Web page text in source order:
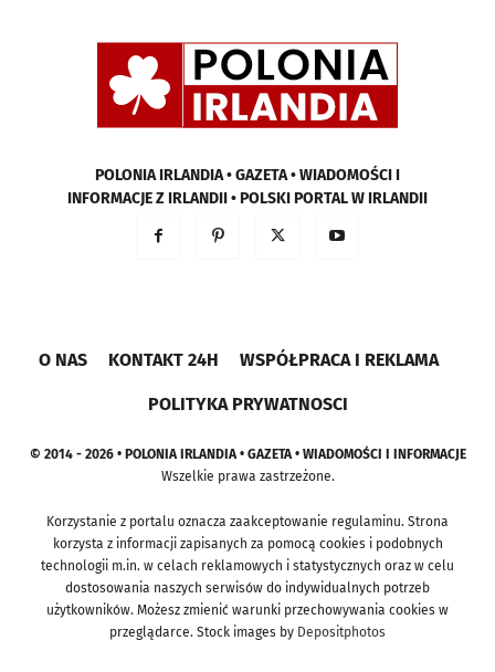
POLONIA IRLANDIA • GAZETA • WIADOMOŚCI I
INFORMACJE Z IRLANDII • POLSKI PORTAL W IRLANDII
O NAS KONTAKT 24H WSPÓŁPRACA I REKLAMA
POLITYKA PRYWATNOSCI
© 2014 - 2026 • POLONIA IRLANDIA • GAZETA • WIADOMOŚCI I INFORMACJE
Wszelkie prawa zastrzeżone.
Korzystanie z portalu oznacza zaakceptowanie regulaminu. Strona
korzysta z informacji zapisanych za pomocą cookies i podobnych
technologii m.in. w celach reklamowych i statystycznych oraz w celu
dostosowania naszych serwisów do indywidualnych potrzeb
użytkowników. Możesz zmienić warunki przechowywania cookies w
przeglądarce. Stock images by Depositphotos